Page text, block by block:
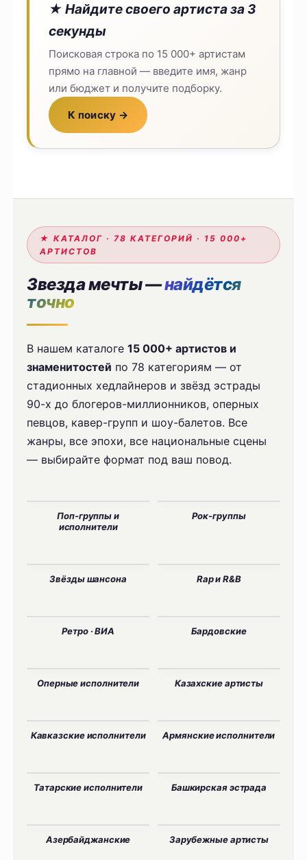
★ Найдите своего артиста за 3
секунды
Поисковая строка по 15 000+ артистам
прямо на главной — введите имя, жанр
или бюджет и получите подборку.
К поиску →
★ КАТАЛОГ · 78 КАТЕГОРИЙ · 15 000+
АРТИСТОВ
Звезда мечты —найдётся
точно
В нашем каталоге15 000+ артистов и
знаменитостей по 78 категориям — от
стадионных хедлайнеров и звёзд эстрады
90-х до блогеров-миллионников, оперных
певцов, кавер-групп и шоу-балетов. Все
жанры, все эпохи, все национальные сцены
— выбирайте формат под ваш повод.
Поп-группы и
исполнители
Рок-группы
Звёзды шансона Rap и R&B
Ретро · ВИА Бардовские
Оперные исполнители Казахские артисты
Кавказские исполнители Армянские исполнители
Татарские исполнители Башкирская эстрада
Азербайджанские Зарубежные артисты